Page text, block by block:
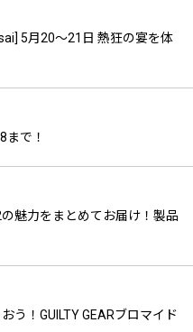
5月20～21日 熱狂の宴を体
で！
魅力をまとめてお届け！製品
う！GUILTY GEARブロマイド